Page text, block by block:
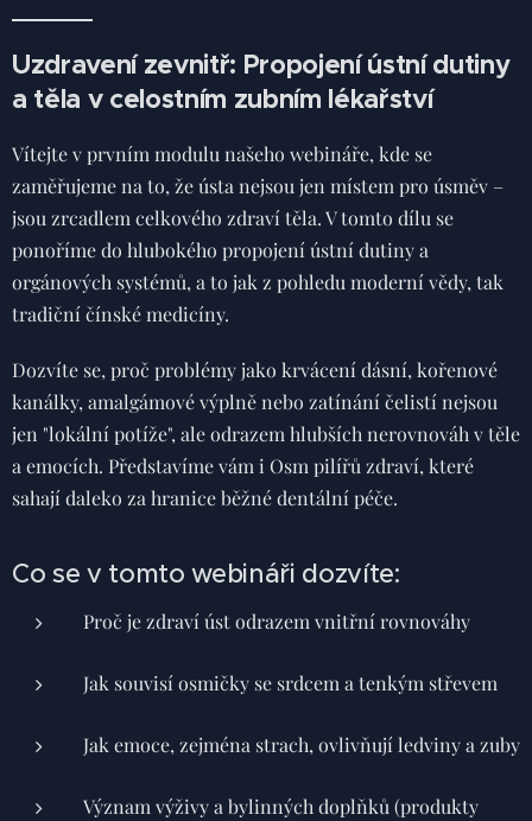
Uzdravení zevnitř: Propojení ústní dutiny
a těla v celostním zubním lékařství
Vítejte v prvním modulu našeho webináře, kde se
zaměřujeme na to, že ústa nejsou jen místem pro úsměv –
jsou zrcadlem celkového zdraví těla. V tomto dílu se
ponoříme do hlubokého propojení ústní dutiny a
orgánových systémů, a to jak z pohledu moderní vědy, tak
tradiční čínské medicíny.
Dozvíte se, proč problémy jako krvácení dásní, kořenové
kanálky, amalgámové výplně nebo zatínání čelistí nejsou
jen "lokální potíže", ale odrazem hlubších nerovnováh v těle
a emocích. Představíme vám i Osm pilířů zdraví, které
sahají daleko za hranice běžné dentální péče.
Co se v tomto webináři dozvíte:
Proč je zdraví úst odrazem vnitřní rovnováhy
Jak souvisí osmičky se srdcem a tenkým střevem
Jak emoce, zejména strach, ovlivňují ledviny a zuby
Význam výživy a bylinných doplňků (produkty